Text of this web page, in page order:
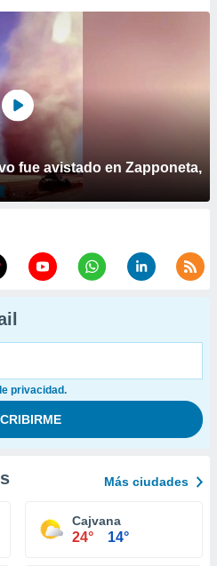
fue avistado en Zapponeta,
privacidad.
Más ciudades
Cajvana
24° 14°